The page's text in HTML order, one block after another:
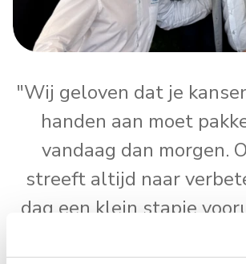
"Wij geloven dat je
handen aan moet
vandaag dan morgen.
streeft altijd naar
dag een klein stapje
doel onze prestaties